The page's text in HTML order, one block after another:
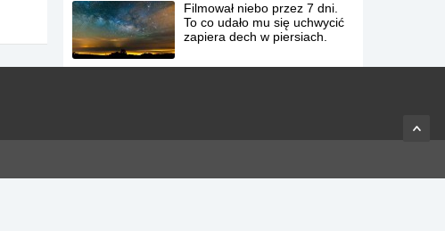
Filmował niebo przez 7 dni.
To co udało mu się uchwycić
zapiera dech w piersiach.
zarazem niesamowity trailer.